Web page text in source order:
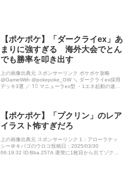
【ポケポケ】「ダークライex」あ
まりに強すぎる 海外大会でとん
でも勝率を叩き出す
上の画像出典元 スポンサーリンク ポケポケ攻略
@GameWith @pokepoke_GW ＼ ダークライex採用
デッキ3選 ／ 1⃣ マニューラex型 ・1エネ起動の速攻
【ポケポケ】「プクリン」のレア
イラスト怖すぎだろ
上の画像出典元 スポンサーリンク 1：アローラナッ
シー＠キバゴのウロコ投稿日：2025/03/30
06:19:32 ID:Bba.257A 唐突に1枚目から出てゾクっ